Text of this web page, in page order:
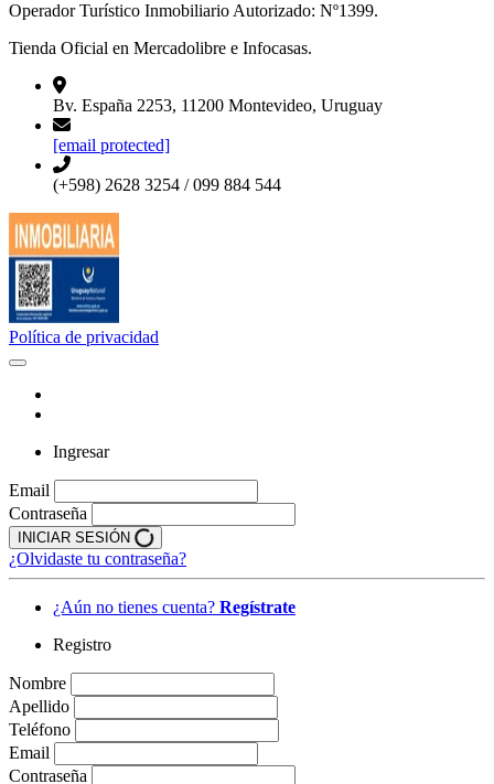
Operador Turístico Inmobiliario Autorizado: Nº1399.
Tienda Oficial en Mercadolibre e Infocasas.
Bv. España 2253, 11200 Montevideo, Uruguay
[email protected]
(+598) 2628 3254 / 099 884 544
Política de privacidad
Ingresar
Email
Contraseña
INICIAR SESIÓN
¿Olvidaste tu contraseña?
¿Aún no tienes cuenta? Regístrate
Registro
Nombre
Apellido
Teléfono
Email
Contraseña